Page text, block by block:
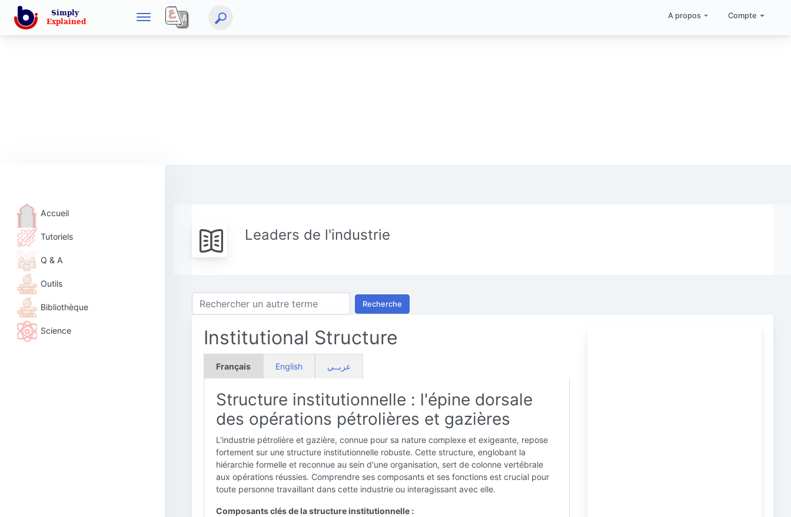
A propos Compte
Accueil
Tutoriels
Q & A
Outils
Bibliothèque
Science
Leaders de l'industrie
Recherche
Institutional Structure
Français English عربــي
Structure institutionnelle : l'épine dorsale
des opérations pétrolières et gazières
L'industrie pétrolière et gazière, connue pour sa nature complexe et exigeante, repose
fortement sur une structure institutionnelle robuste. Cette structure, englobant la
hiérarchie formelle et reconnue au sein d'une organisation, sert de colonne vertébrale
aux opérations réussies. Comprendre ses composants et ses fonctions est crucial pour
toute personne travaillant dans cette industrie ou interagissant avec elle.
Composants clés de la structure institutionnelle :